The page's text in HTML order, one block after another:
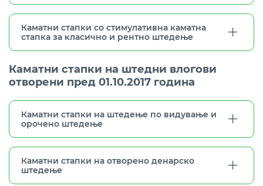
Каматни стапки со стимулативна каматна
стапка за класично и рентно штедење
Каматни стапки на штедни влогови
отворени пред 01.10.2017 година
Каматни стапки на штедење по видување и
орочено штедење
Каматни стапки на отворено денарско
штедење